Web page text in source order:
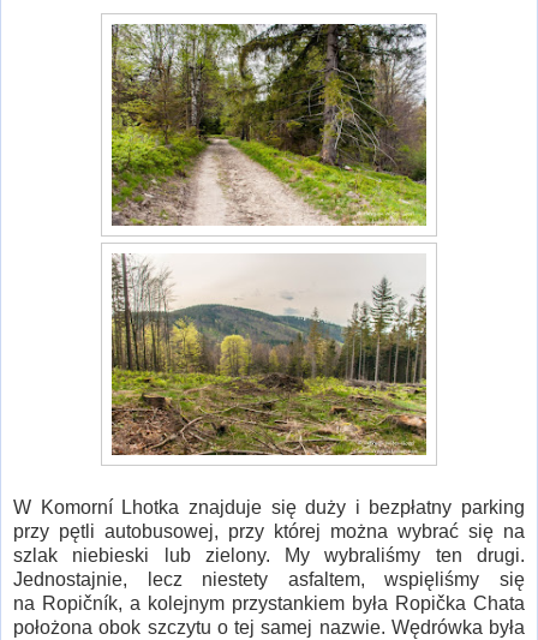
W Komorní Lhotka znajduje się duży i bezpłatny parking
przy pętli autobusowej, przy której można wybrać się na
szlak niebieski lub zielony. My wybraliśmy ten drugi.
Jednostajnie, lecz niestety asfaltem, wspięliśmy się
na Ropičník, a kolejnym przystankiem była Ropička Chata
położona obok szczytu o tej samej nazwie. Wędrówka była